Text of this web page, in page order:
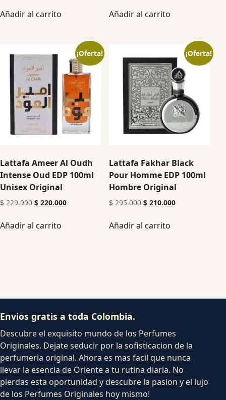
Añadir al carrito Añadir al carrito
¡Oferta!
Lattafa Ameer Al Oudh
Intense Oud EDP 100ml
Unisex Original
$229.990 $ 220.000
Añadir al carrito
¡Oferta!
Lattafa Fakhar Black
Pour Homme EDP 100ml
Hombre Original
$295.000 $ 210.000
Añadir al carrito
Envios gratis a toda Colombia.
Descubre el exquisito mundo de los Perfumes
Originales. Dejate seducir por la sofisticacion de la
perfumeria original. Ahora es mas facil que nunca
llevar la esencia de Oriente a tu rutina diaria. No
pierdas esta oportunidad y descubre la pasion y el lujo
de los Perfumes Originales hoy mismo!